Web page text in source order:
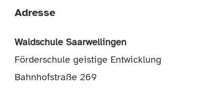
Adresse
Waldschule Saarwellingen
Förderschule geistige Entwicklung
Bahnhofstraße 269